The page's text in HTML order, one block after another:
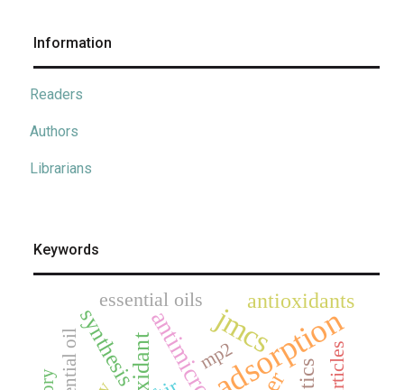
Information
Readers
Authors
Librarians
Keywords
adsorption
jmcs
synthesis
antioxidants
essential oils
mp2